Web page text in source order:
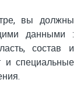
вы должны
данными :
состав и
и специальные